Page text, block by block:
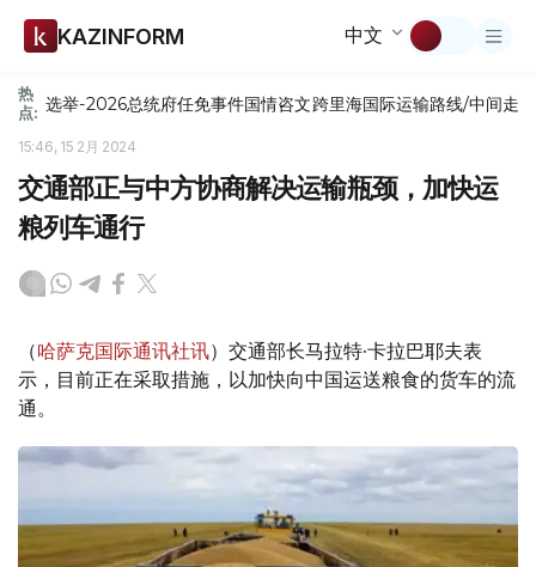
KAZINFORM 中文
热
点: 选举-2026总统府任免事件国情咨文跨里海国际运输路线/中间走廊
15:46, 15 2月 2024
交通部正与中方协商解决运输瓶颈，加快运
粮列车通行
（哈萨克国际通讯社讯）交通部长马拉特·卡拉巴耶夫表
示，目前正在采取措施，以加快向中国运送粮食的货车的流
通。